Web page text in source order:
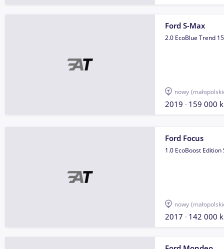
Ford S-Max
2.0 EcoBlue Trend
nowy
2019 159 000
Ford Focus
1.0 EcoBoost
nowy
2017 142 000